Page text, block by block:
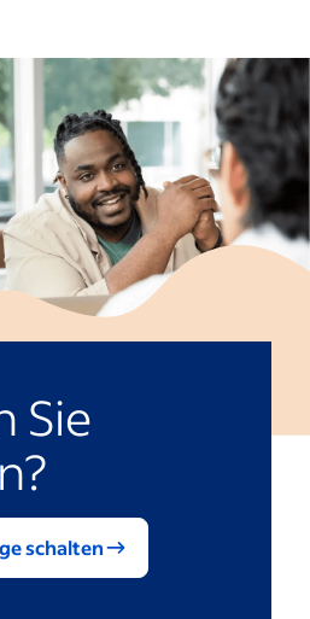
Sie
schalten